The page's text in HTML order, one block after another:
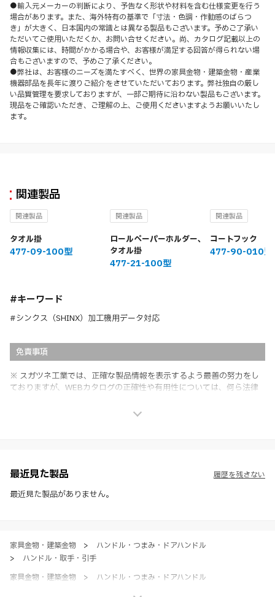
●輸入元メーカーの判断により、予告なく形状や材料を含む仕様変更を行う
場合があります。また、海外特有の基準で「寸法・色調・作動感のばらつ
き」が大きく、日本国内の常識とは異なる製品もございます。予めご了承い
ただいてご使用いただくか、お問い合せください。尚、カタログ記載以上の
情報収集には、時間がかかる場合や、お客様が満足する回答が得られない場
合もございますので、予めご了承ください。
●弊社は、お客様のニーズを満たすべく、世界の家具金物・建築金物・産業
機器部品を長年に渡りご紹介をさせていただいております。弊社独自の厳し
い品質管理を要求しておりますが、一部ご期待に沿わない製品もございます。
現品をご確認いただき、ご理解の上、ご使用くださいますようお願いいたし
ます。
関連製品
関連製品
タオル掛
477-09-100型
関連製品
ロールペーパーホルダー、
タオル掛
477-21-100型
関連製品
コートフック
477-90-010型
#キーワード
#シンクス（SHINX）加工機用データ対応
免責事項
※ スガツネ工業では、正確な製品情報を表示するよう最善の努力をし
ておりますが、WEBカタログの正確性や有用性については、何ら法律
社製品の使用ご検討、又は販売促進目的の利用に限ります。
※ 本WEBサイト製品情報のご利用にあたっては、WEBサイト利用規
約、プライバシーポリシー、製品情報ガイドをご確認いただき、内容の
最近見た製品
最近見た製品がありません。
履歴を残さない
家具金物・建築金物 >
ハンドル・つまみ・ドアハンドル
>
ハンドル・取手・引手
家具金物・建築金物
>
ハンドル・つまみ・ドアハンドル